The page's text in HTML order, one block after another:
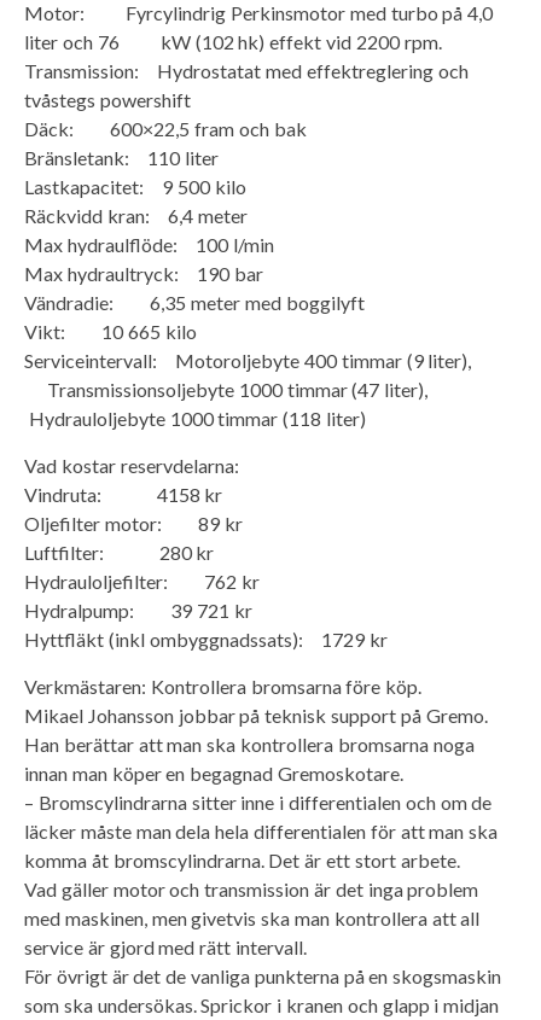
Motor: Fyrcylindrig Perkinsmotor med turbo på 4,0
liter och 76 kW (102 hk) effekt vid 2200 rpm.
Transmission: Hydrostatat med effektreglering och
tvåstegs powershift
Däck: 600×22,5 fram och bak
Bränsletank: 110 liter
Lastkapacitet: 9 500 kilo
Räckvidd kran: 6,4 meter
Max hydraulflöde: 100 l/min
Max hydraultryck: 190 bar
Vändradie: 6,35 meter med boggilyft
Vikt: 10 665 kilo
Serviceintervall: Motoroljebyte 400 timmar (9 liter),
Transmissionsoljebyte 1000 timmar (47 liter),
Hydrauloljebyte 1000 timmar (118 liter)
Vad kostar reservdelarna:
Vindruta: 4158 kr
Oljefilter motor: 89 kr
Luftfilter: 280 kr
Hydrauloljefilter: 762 kr
Hydralpump: 39 721 kr
Hyttfläkt (inkl ombyggnadssats): 1729 kr
Verkmästaren: Kontrollera bromsarna före köp.
Mikael Johansson jobbar på teknisk support på Gremo.
Han berättar att man ska kontrollera bromsarna noga
innan man köper en begagnad Gremoskotare.
– Bromscylindrarna sitter inne i differentialen och om de
läcker måste man dela hela differentialen för att man ska
komma åt bromscylindrarna. Det är ett stort arbete.
Vad gäller motor och transmission är det inga problem
med maskinen, men givetvis ska man kontrollera att all
service är gjord med rätt intervall.
För övrigt är det de vanliga punkterna på en skogsmaskin
som ska undersökas. Sprickor i kranen och glapp i midjan